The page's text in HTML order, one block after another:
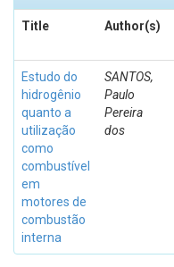
Title Author(s)
Estudo do
hidrogênio
quanto a
utilização
como
combustível
em
motores de
combustão
interna
SANTOS,
Paulo
Pereira
dos